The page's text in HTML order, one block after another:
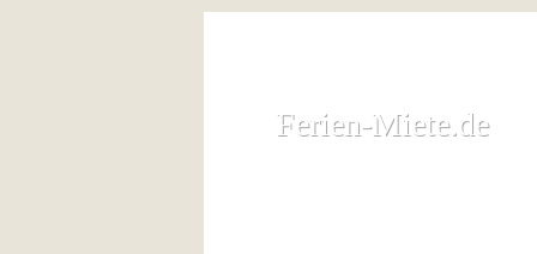
Ferien-Miete.de
Ferien-Miete.de